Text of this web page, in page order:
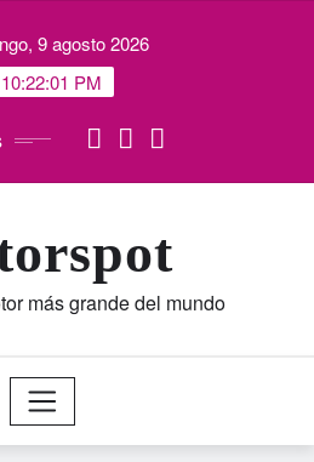
9 agosto 2026
10:22:02 PM
más grande del mundo